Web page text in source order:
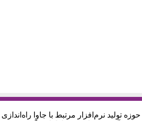
تولید نرم‌افزار مرتبط با جاوا